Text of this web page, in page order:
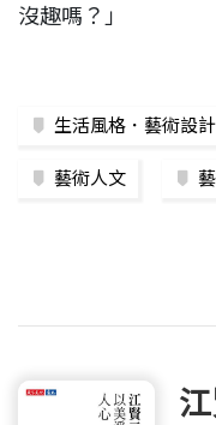
沒趣嗎？」
生活風格．藝術設計
藝術人文